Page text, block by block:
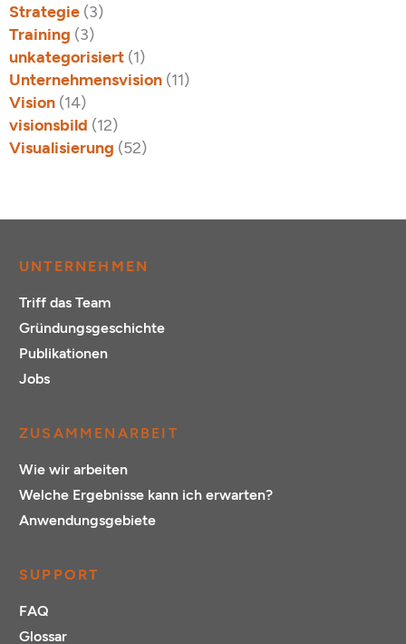
Strategie (3)
Training (3)
unkategorisiert (1)
Unternehmensvision (11)
Vision (14)
visionsbild (12)
Visualisierung (52)
UNTERNEHMEN
Triff das Team
Gründungsgeschichte
Publikationen
Jobs
ZUSAMMENARBEIT
Wie wir arbeiten
Welche Ergebnisse kann ich erwarten?
Anwendungsgebiete
SUPPORT
FAQ
Glossar